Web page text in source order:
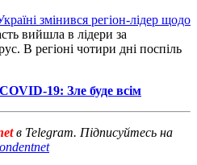
змінився регіон-лідер щодо
вийшла в лідери за
В регіоні чотири дні поспіль
19: Зле буде всім
в Telegram. Підписуйтесь на